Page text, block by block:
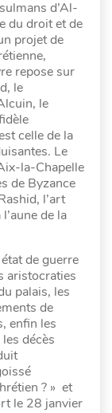
d’Al-
du droit et de
projet de
repose sur
le
le
celle de la
Le
la-Chapelle
de Byzance
l’art
de la
de guerre
aristocraties
palais, les
de
enfin les
décès
? » et
le 28 janvier